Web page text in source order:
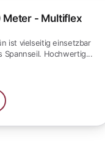
Meter - Multiflex
ist vielseitig einsetzbar
Spannseil. Hochwertig...